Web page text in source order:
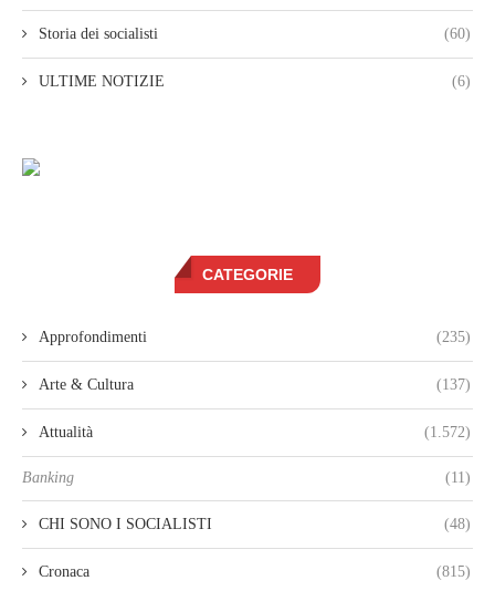
Storia dei socialisti (60)
ULTIME NOTIZIE (6)
CATEGORIE
Approfondimenti (235)
Arte & Cultura (137)
Attualità (1.572)
Banking (11)
CHI SONO I SOCIALISTI (48)
Cronaca (815)